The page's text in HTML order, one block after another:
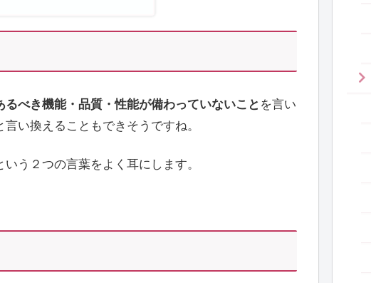
るべき機能・品質・性能が備わっていないこと を言い
い換えることもできそうですね。
いう２つの言葉をよく耳にします。